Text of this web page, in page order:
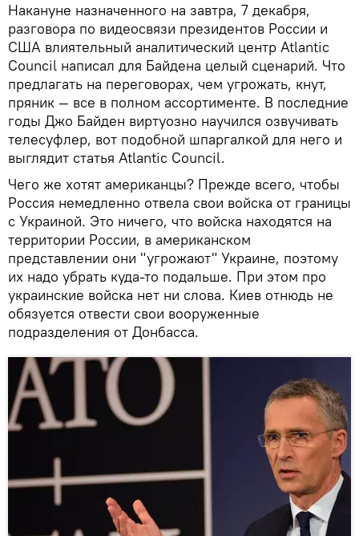
Накануне назначенного на завтра, 7 декабря,
разговора по видеосвязи президентов России и
США влиятельный аналитический центр Atlantic
Council написал для Байдена целый сценарий. Что
предлагать на переговорах, чем угрожать, кнут,
пряник — все в полном ассортименте. В последние
годы Джо Байден виртуозно научился озвучивать
телесуфлер, вот подобной шпаргалкой для него и
выглядит статья Atlantic Council.
Чего же хотят американцы? Прежде всего, чтобы
Россия немедленно отвела свои войска от границы
с Украиной. Это ничего, что войска находятся на
территории России, в американском
представлении они "угрожают" Украине, поэтому
их надо убрать куда-то подальше. При этом про
украинские войска нет ни слова. Киев отнюдь не
обязуется отвести свои вооруженные
подразделения от Донбасса.